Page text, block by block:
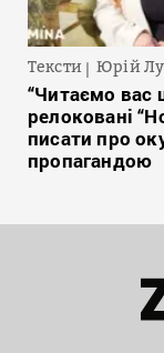
Тексти Юрій
“Читаємо вас
релоковані
писати про
пропагандою